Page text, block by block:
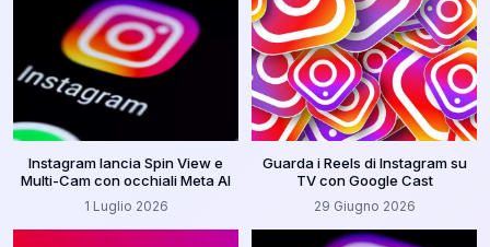
Instagram lancia Spin View e
Multi-Cam con occhiali Meta AI
1 Luglio 2026
Guarda i Reels di Instagram su
TV con Google Cast
29 Giugno 2026